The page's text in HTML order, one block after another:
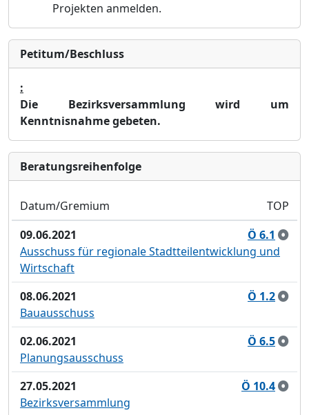
Projekten anmelden.
Petitum/Beschluss
:
Die Bezirksversammlung wird um
Kenntnisnahme gebeten.
Bera­tungs­reihen­folge
Datum/Gremium
TOP
09.06.2021
Ö 6.1
Ausschuss für regionale Stadtteilentwicklung und
Wirtschaft
08.06.2021
Ö 1.2
Bauausschuss
02.06.2021
Ö 6.5
Planungsausschuss
27.05.2021
Ö 10.4
Bezirksversammlung